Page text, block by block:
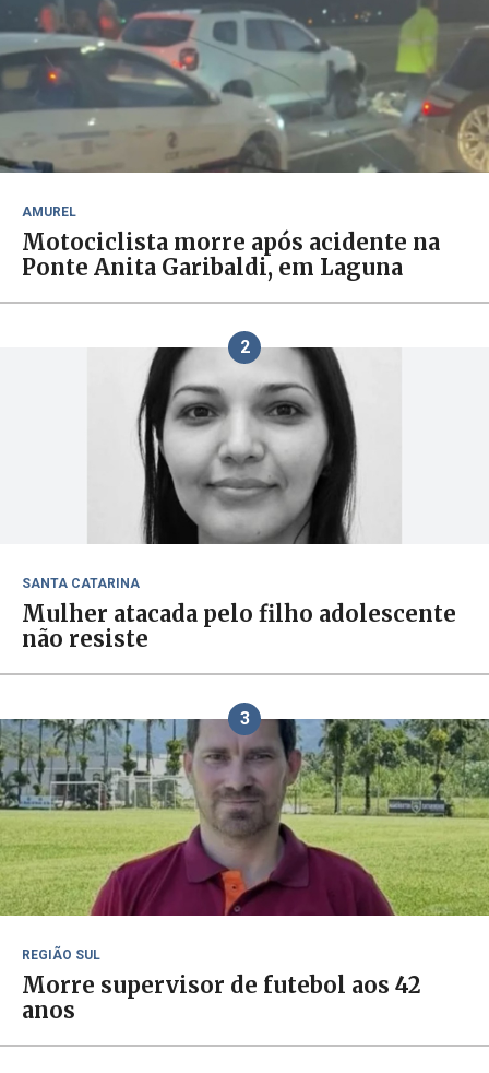
AMUREL
Motociclista morre após acidente na
Ponte Anita Garibaldi, em Laguna
2
SANTA CATARINA
Mulher atacada pelo filho adolescente
não resiste
3
REGIÃO SUL
Morre supervisor de futebol aos 42
anos